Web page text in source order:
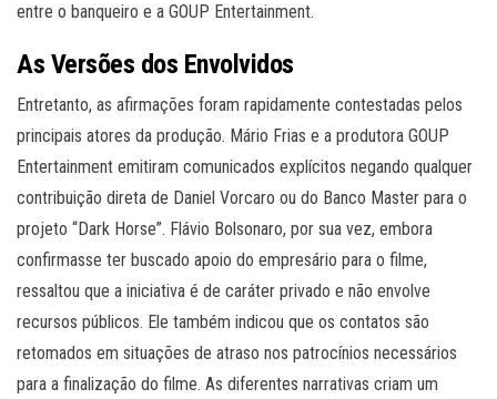
entre o banqueiro e a GOUP Entertainment.
As Versões dos Envolvidos
Entretanto, as afirmações foram rapidamente contestadas pelos
principais atores da produção. Mário Frias e a produtora GOUP
Entertainment emitiram comunicados explícitos negando qualquer
contribuição direta de Daniel Vorcaro ou do Banco Master para o
projeto “Dark Horse”. Flávio Bolsonaro, por sua vez, embora
confirmasse ter buscado apoio do empresário para o filme,
ressaltou que a iniciativa é de caráter privado e não envolve
recursos públicos. Ele também indicou que os contatos são
retomados em situações de atraso nos patrocínios necessários
para a finalização do filme. As diferentes narrativas criam um